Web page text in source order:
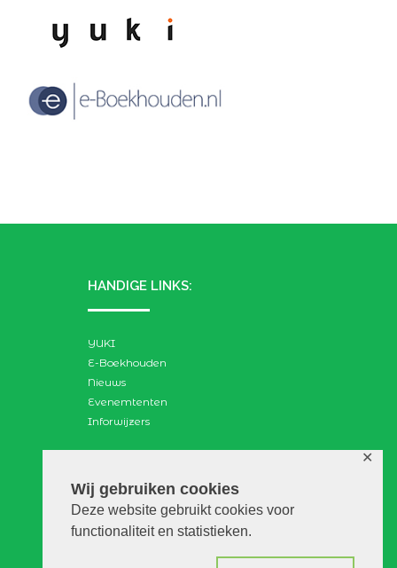
Wij gebruiken cookies
Deze website gebruikt cookies voor
functionaliteit en statistieken.
✕
HANDIGE LINKS:
YUKI
E-Boekhouden
Nieuws
Evenemtenten
Inforwijzers
Search